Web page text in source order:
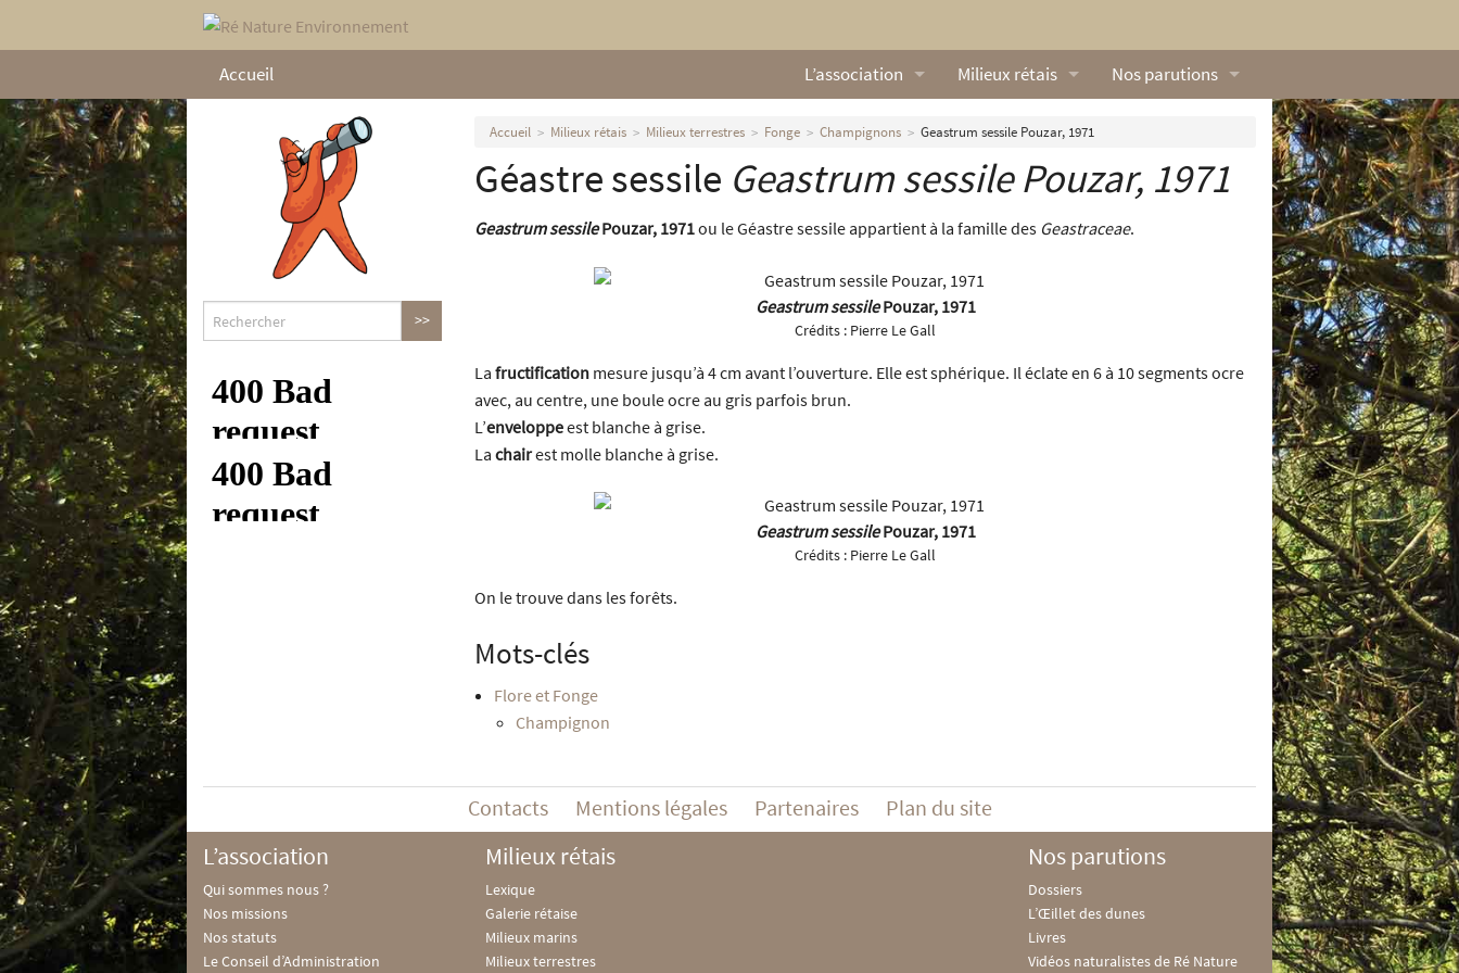
Accueil L’association
Qui sommes nous ?
Nos missions
Nos statuts
Le Conseil d’Administration
Nos partenaires
Nous contacter
Milieux rétais
Lexique
Galerie rétaise
Milieux marins
Nos parutions
L’Œillet des dunes
Livres
Vidéos naturalistes de Ré Nature
Accueil Milieux rétais Milieux terrestres Fonge Champignons Geastrum sessile Pouzar, 1971
Géastre sessile Geastrum sessilePouzar, 1971
Geastrum sessilePouzar, 1971ou le Géastre sessile appartient à la famille des Geastraceae.
Geastrum sessilePouzar, 1971
Crédits : Pierre Le Gall
La fructification mesure jusqu’à 4 cm avant l’ouverture. Elle est sphérique. Il éclate en 6 à 10 segments ocre
avec, au centre, une boule ocre au gris parfois brun.
L’enveloppeest blanche à grise.
La chairest molle blanche à grise.
Geastrum sessilePouzar, 1971
Crédits : Pierre Le Gall
On le trouve dans les forêts.
Mots-clés
Flore et Fonge
Champignon
Contacts Mentions légales Partenaires Plan du site
L’association
Qui sommes nous ?
Nos missions
Nos statuts
Le Conseil d’Administration
Milieux rétais
Lexique
Galerie rétaise
Milieux marins
Milieux terrestres
Nos parutions
Dossiers
L’Œillet des dunes
Livres
Vidéos naturalistes de Ré Nature